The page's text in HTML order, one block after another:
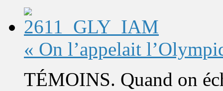
« On l’appelait
TÉMOINS. Quand on